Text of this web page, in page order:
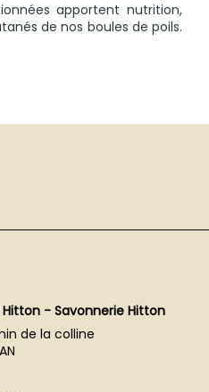
apportent nutrition,
de nos boules de poils.
Hitton - Savonnerie Hitton
de la colline